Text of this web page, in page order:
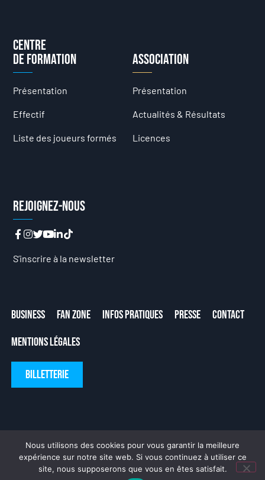
Centre
de formation
Présentation
Effectif
Liste des joueurs formés
Association
Présentation
Actualités & Résultats
Licences
Rejoignez-nous
S’inscrire à la newsletter
Business Fan Zone Infos Pratiques Presse
Contact
Mentions Légales
Billetterie
Fait avec ❤ parDeLaCrème
Nous utilisons des cookies pour vous garantir la meilleure
expérience sur notre site web. Si vous continuez à utiliser ce
site, nous supposerons que vous en êtes satisfait.